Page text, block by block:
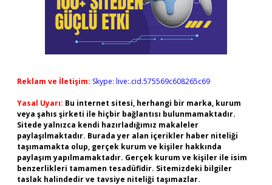
Reklam ve İletişim: Skype: live:.cid.575569c608265c69
Yasal Uyarı: Bu internet sitesi, herhangi bir marka, kurum
veya şahıs şirketi ile hiçbir bağlantısı bulunmamaktadır.
Sitede yalnızca kendi hazırladığımız makaleler
paylaşılmaktadır. Burada yer alan içerikler haber niteliği
taşımamakta olup, gerçek kurum ve kişiler hakkında
paylaşım yapılmamaktadır. Gerçek kurum ve kişiler ile isim
benzerlikleri tamamen tesadüfidir. Sitemizdeki bilgiler
taslak halindedir ve tavsiye niteliği taşımazlar.